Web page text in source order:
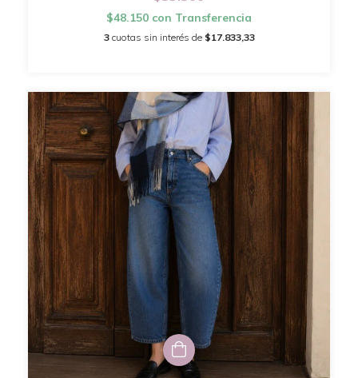
$48.150 con Transferencia
3 cuotas sin interés de $17.833,33